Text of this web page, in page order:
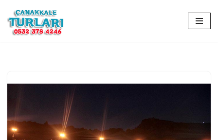
İçeriğe
geç